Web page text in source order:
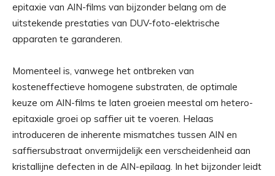
epitaxie van AlN-films van bijzonder belang om de
uitstekende prestaties van DUV-foto-elektrische
apparaten te garanderen.
Momenteel is, vanwege het ontbreken van
kosteneffectieve homogene substraten, de optimale
keuze om AlN-films te laten groeien meestal om hetero-
epitaxiale groei op saffier uit te voeren. Helaas
introduceren de inherente mismatches tussen AlN en
saffiersubstraat onvermijdelijk een verscheidenheid aan
kristallijne defecten in de AlN-epilaag. In het bijzonder leidt